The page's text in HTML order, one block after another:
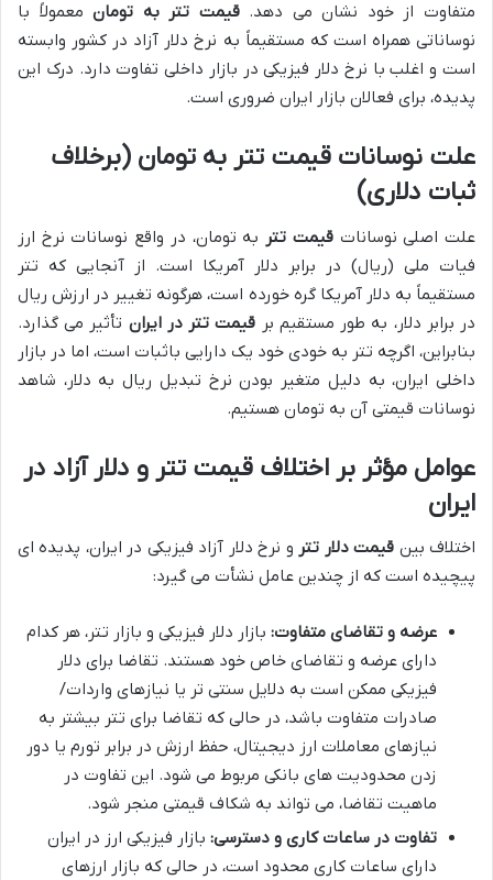
متفاوت از خود نشان می دهد.قیمت تتر به تومانمعمولاً با
نوساناتی همراه است که مستقیماً به نرخ دلار آزاد در کشور وابسته
است و اغلب با نرخ دلار فیزیکی در بازار داخلی تفاوت دارد. درک این
پدیده، برای فعالان بازار ایران ضروری است.
علت نوسانات قیمت تتر به تومان (برخلاف
ثبات دلاری)
علت اصلی نوساناتقیمت تتر به تومان، در واقع نوسانات نرخ ارز
فیات ملی (ریال) در برابر دلار آمریکا است. از آنجایی که تتر
مستقیماً به دلار آمریکا گره خورده است، هرگونه تغییر در ارزش ریال
در برابر دلار، به طور مستقیم بر قیمت تتر در ایران تأثیر می گذارد.
بنابراین، اگرچه تتر به خودی خود یک دارایی باثبات است، اما در بازار
داخلی ایران، به دلیل متغیر بودن نرخ تبدیل ریال به دلار، شاهد
نوسانات قیمتی آن به تومان هستیم.
عوامل مؤثر بر اختلاف قیمت تتر و دلار آزاد در
ایران
اختلاف بین قیمت دلار تتر و نرخ دلار آزاد فیزیکی در ایران، پدیده ای
پیچیده است که از چندین عامل نشأت می گیرد:
عرضه و تقاضای متفاوت: بازار دلار فیزیکی و بازار تتر، هر کدام
دارای عرضه و تقاضای خاص خود هستند. تقاضا برای دلار
فیزیکی ممکن است به دلایل سنتی تر یا نیازهای واردات/
صادرات متفاوت باشد، در حالی که تقاضا برای تتر بیشتر به
نیازهای معاملات ارز دیجیتال، حفظ ارزش در برابر تورم یا دور
زدن محدودیت های بانکی مربوط می شود. این تفاوت در
ماهیت تقاضا، می تواند به شکاف قیمتی منجر شود.
تفاوت در ساعات کاری و دسترسی: بازار فیزیکی ارز در ایران
دارای ساعات کاری محدود است، در حالی که بازار ارزهای